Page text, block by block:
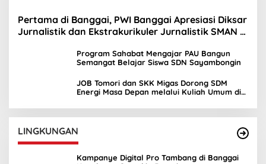
Pertama di Banggai, PWI Banggai Apresiasi Diksar
Jurnalistik dan Ekstrakurikuler Jurnalistik SMAN 1
Program Sahabat Mengajar PAU Bangun
Semangat Belajar Siswa SDN Sayambongin
JOB Tomori dan SKK Migas Dorong SDM
Energi Masa Depan melalui Kuliah Umum di
LINGKUNGAN
Kampanye Digital Pro Tambang di Banggai